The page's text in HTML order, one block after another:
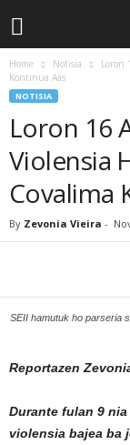
Home Notisia
Loron
Kontinua Aas
NOTISIA
Loron 16
Violensia
Covalima
By Zevonia Vieira -
SEII hamutuk ho parseria
Reportazen
Durante fulan 9
violensia bajea ba